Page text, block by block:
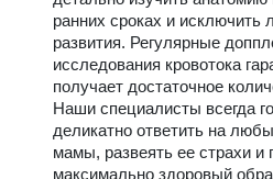
ранних сроках и исключить
развития. Регулярные
исследования кровотока
получает достаточное
Наши специалисты всегда
деликатно ответить на
мамы, развеять ее страхи и
максимально здоровый